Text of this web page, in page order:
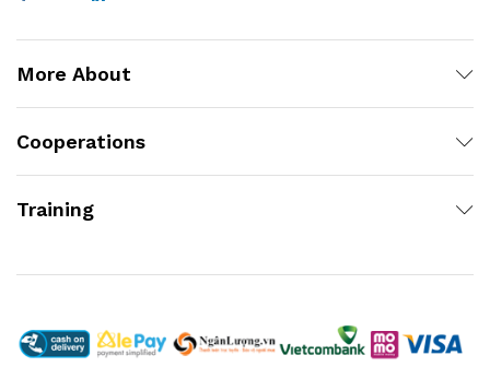
More About
Cooperations
Training